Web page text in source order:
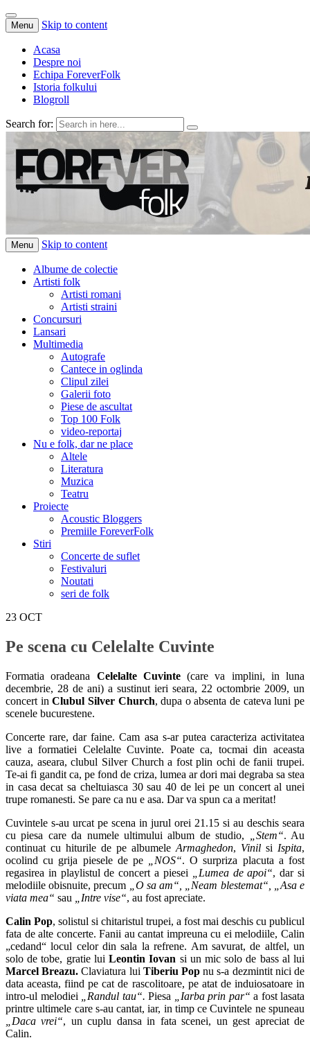
Menu Skip to content
Acasa
Despre noi
Echipa ForeverFolk
Istoria folkului
Blogroll
Search for:
ForeverFolk
Muzica sufletului tau
Menu Skip to content
Albume de colectie
Artisti folk
Artisti romani
Artisti straini
Concursuri
Lansari
Multimedia
Autografe
Cantece in oglinda
Clipul zilei
Galerii foto
Piese de ascultat
Top 100 Folk
video-reportaj
Nu e folk, dar ne place
Altele
Literatura
Muzica
Teatru
Proiecte
Acoustic Bloggers
Premiile ForeverFolk
Stiri
Concerte de suflet
Festivaluri
Noutati
seri de folk
23 OCT
Pe scena cu Celelalte Cuvinte
Formatia oradeana Celelalte Cuvinte(care va implini, in luna
decembrie, 28 de ani) a sustinut ieri seara, 22 octombrie 2009, un
concert inClubul Silver Church, dupa o absenta de cateva luni pe
scenele bucurestene.
Concerte rare, dar faine. Cam asa s-ar putea caracteriza activitatea
live a formatiei Celelalte Cuvinte. Poate ca, tocmai din aceasta
cauza, aseara, clubul Silver Church a fost plin ochi de fanii trupei.
Te-ai fi gandit ca, pe fond de criza, lumea ar dori mai degraba sa stea
in casa decat sa cheltuiasca 30 sau 40 de lei pe un concert al unei
trupe romanesti. Se pare ca nu e asa. Dar va spun ca a meritat!
Cuvintele s-au urcat pe scena in jurul orei 21.15 si au deschis seara
cu piesa care da numele ultimului album de studio,
„Stem“. Au
continuat cu hiturile de pe albumele Armaghedon, Vinil si Ispita,
ocolind cu grija piesele de pe
„NOS“. O surpriza placuta a fost
regasirea in playlistul de concert a piesei
„Lumea de apoi“, dar si
melodiile obisnuite, precum
„O sa am“, „Neam blestemat“, „Asa e
viata mea“ sau „Intre vise“, au fost apreciate.
Calin Pop, solistul si chitaristul trupei, a fost mai deschis cu publicul
fata de alte concerte. Fanii au cantat impreuna cu ei melodiile, Calin
„cedand“ locul celor din sala la refrene. Am savurat, de altfel, un
solo de tobe, gratie luiLeontin Iovan si un mic solo de bass al lui
Marcel Breazu. Claviatura lui Tiberiu Pop nu s-a dezmintit nici de
data aceasta, fiind pe cat de rascolitoare, pe atat de induiosatoare in
intro-ul melodiei
„Randul tau“. Piesa „Iarba prin par“ a fost lasata
printre ultimele care s-au cantat, iar, in timp ce Cuvintele ne spuneau
„Daca vrei“, un cuplu dansa in fata scenei, un gest apreciat de
Calin.